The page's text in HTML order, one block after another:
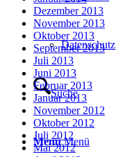
Datenschutz
Suche
Menü Menü
Dezember 2013
November 2013
Oktober 2013
September 2013
Juli 2013
Juni 2013
Februar 2013
Januar 2013
November 2012
Oktober 2012
Juli 2012
Mai 2012